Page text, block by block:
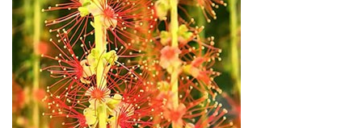
天
府
医
卫